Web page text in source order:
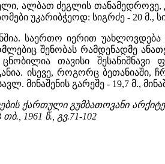
ალბათ ძეგლის თანამედროვე,
უკარიბჭეოდ: სიგრძე - 20 მ.,
საერთო იერით უახლოვდება
შენობას რამდენადმე
ცნობილია თავისი
ისევე, როგორც
მინაშენის გარეშე - 19,7 მ.,
ქართული გუმბათოვანი
1961 წ., გვ.71-102